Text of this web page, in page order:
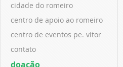
cidade do romeiro
centro de apoio ao romeiro
centro de eventos pe. vitor
contato
doação